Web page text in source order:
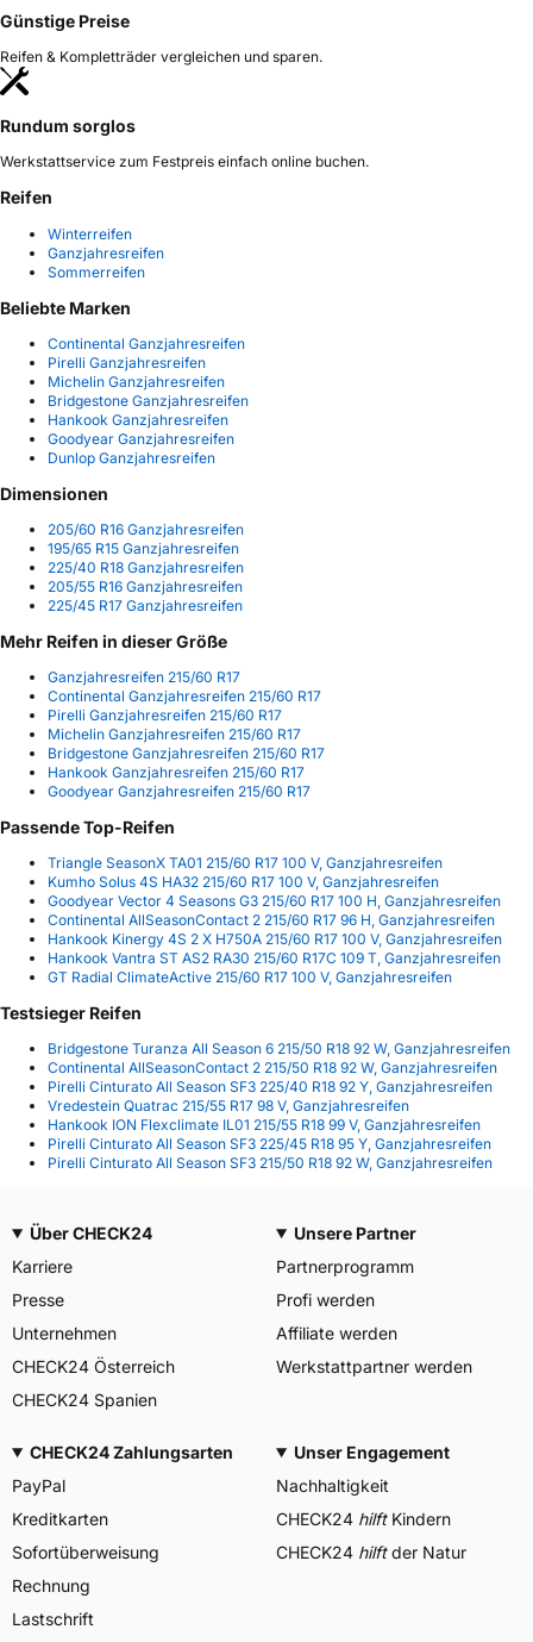
Günstige Preise
Reifen & Kompletträder vergleichen und sparen.
Rundum sorglos
Werkstattservice zum Festpreis einfach online buchen.
Reifen
Winterreifen
Ganzjahresreifen
Sommerreifen
Beliebte Marken
Continental Ganzjahresreifen
Pirelli Ganzjahresreifen
Michelin Ganzjahresreifen
Bridgestone Ganzjahresreifen
Hankook Ganzjahresreifen
Goodyear Ganzjahresreifen
Dunlop Ganzjahresreifen
Dimensionen
205/60 R16 Ganzjahresreifen
195/65 R15 Ganzjahresreifen
225/40 R18 Ganzjahresreifen
205/55 R16 Ganzjahresreifen
225/45 R17 Ganzjahresreifen
Mehr Reifen in dieser Größe
Ganzjahresreifen 215/60 R17
Continental Ganzjahresreifen 215/60 R17
Pirelli Ganzjahresreifen 215/60 R17
Michelin Ganzjahresreifen 215/60 R17
Bridgestone Ganzjahresreifen 215/60 R17
Hankook Ganzjahresreifen 215/60 R17
Goodyear Ganzjahresreifen 215/60 R17
Passende Top-Reifen
Triangle SeasonX TA01 215/60 R17 100 V, Ganzjahresreifen
Kumho Solus 4S HA32 215/60 R17 100 V, Ganzjahresreifen
Goodyear Vector 4 Seasons G3 215/60 R17 100 H, Ganzjahresreifen
Continental AllSeasonContact 2 215/60 R17 96 H, Ganzjahresreifen
Hankook Kinergy 4S 2 X H750A 215/60 R17 100 V, Ganzjahresreifen
Hankook Vantra ST AS2 RA30 215/60 R17C 109 T, Ganzjahresreifen
GT Radial ClimateActive 215/60 R17 100 V, Ganzjahresreifen
Testsieger Reifen
Bridgestone Turanza All Season 6 215/50 R18 92 W, Ganzjahresreifen
Continental AllSeasonContact 2 215/50 R18 92 W, Ganzjahresreifen
Pirelli Cinturato All Season SF3 225/40 R18 92 Y, Ganzjahresreifen
Vredestein Quatrac 215/55 R17 98 V, Ganzjahresreifen
Hankook ION Flexclimate IL01 215/55 R18 99 V, Ganzjahresreifen
Pirelli Cinturato All Season SF3 225/45 R18 95 Y, Ganzjahresreifen
Pirelli Cinturato All Season SF3 215/50 R18 92 W, Ganzjahresreifen
Über CHECK24
Karriere
Presse
Unternehmen
CHECK24 Österreich
CHECK24 Spanien
Unsere Partner
Partnerprogramm
Profi werden
Affiliate werden
Werkstattpartner werden
CHECK24 Zahlungsarten
PayPal
Kreditkarten
Sofortüberweisung
Rechnung
Lastschrift
Unser Engagement
Nachhaltigkeit
CHECK24 hilftKindern
CHECK24 hilftder Natur